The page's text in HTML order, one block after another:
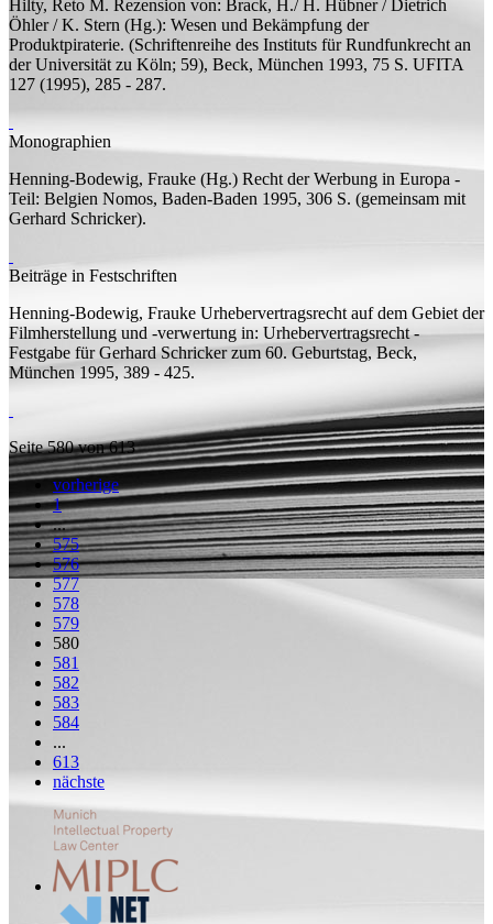
Hilty, Reto M. Rezension von: Brack, H./ H. Hübner / Dietrich
Öhler / K. Stern (Hg.): Wesen und Bekämpfung der
Produktpiraterie. (Schriftenreihe des Instituts für Rundfunkrecht an
der Universität zu Köln; 59), Beck, München 1993, 75 S. UFITA
127 (1995), 285 - 287.
Monographien
Henning-Bodewig, Frauke (Hg.) Recht der Werbung in Europa -
Teil: Belgien Nomos, Baden-Baden 1995, 306 S. (gemeinsam mit
Gerhard Schricker).
Beiträge in Festschriften
Henning-Bodewig, Frauke Urhebervertragsrecht auf dem Gebiet der
Filmherstellung und -verwertung in: Urhebervertragsrecht -
Festgabe für Gerhard Schricker zum 60. Geburtstag, Beck,
München 1995, 389 - 425.
Seite 580 von 613
vorherige
1
...
575
576
577
578
579
580
581
582
583
584
...
613
nächste